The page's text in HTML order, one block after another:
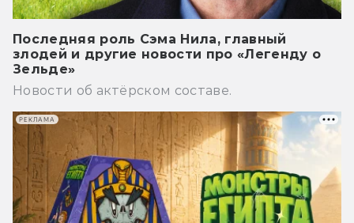
Последняя роль Сэма Нила, главный
злодей и другие новости про «Легенду о
Зельде»
Новости об актёрском составе.
РЕКЛАМА